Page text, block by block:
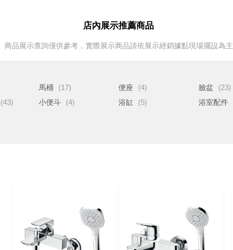
店內展示推薦商品
商品展示查詢僅供參考，實際展示商品請依展示經銷據點現場擺設為主
馬桶 (17) 便座 (4) 臉盆
(23)
(43) 小便斗 (4) 浴缸 (5) 浴室配件